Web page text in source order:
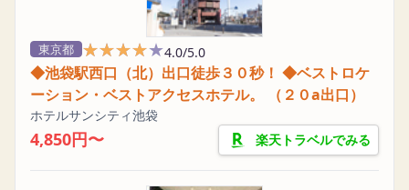
東京都 ★★★★★
★★★★★4.0/5.0
◆池袋駅西口（北）出口徒歩３０秒！ ◆ベストロケ
ーション・ベストアクセスホテル。 （２０a出口）
ホテルサンシティ池袋
4,850円〜 楽天トラベルでみる